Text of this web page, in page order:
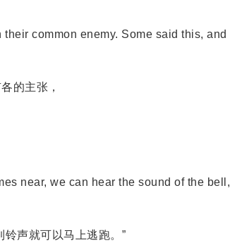
common enemy. Some said this, and
的主张，
near, we can hear the sound of the bell,
声就可以马上逃跑。”